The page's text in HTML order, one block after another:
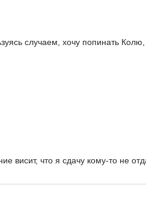
случаем, хочу попинать
что я сдачу кому-то не